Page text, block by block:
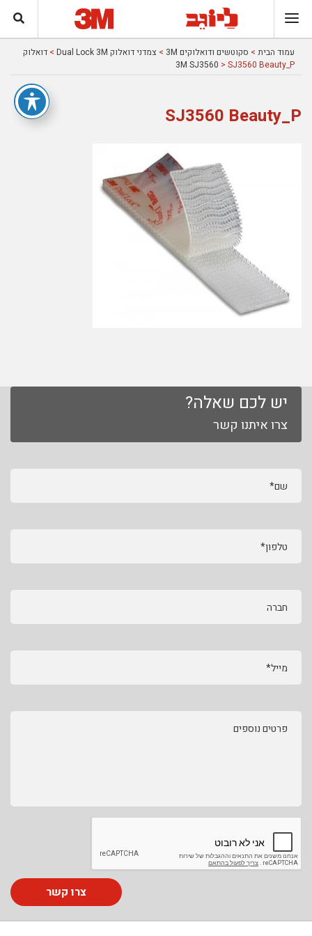
עמוד הבית > סקוטשים ודואלוקים 3M > צמדני דואלוק Dual Lock 3M > דואלוק
3M SJ3560 > SJ3560 Beauty_P
SJ3560 Beauty_P
יש לכם שאלה?
צרו איתנו קשר
שם*
טלפון*
חברה
מייל*
פרטים נוספים
צרו קשר